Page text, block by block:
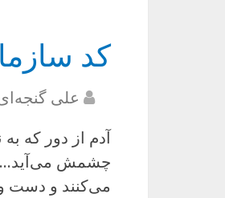
کد
علی
آدم از دور که
چشمش می‌آید…
می‌کنند و دست و